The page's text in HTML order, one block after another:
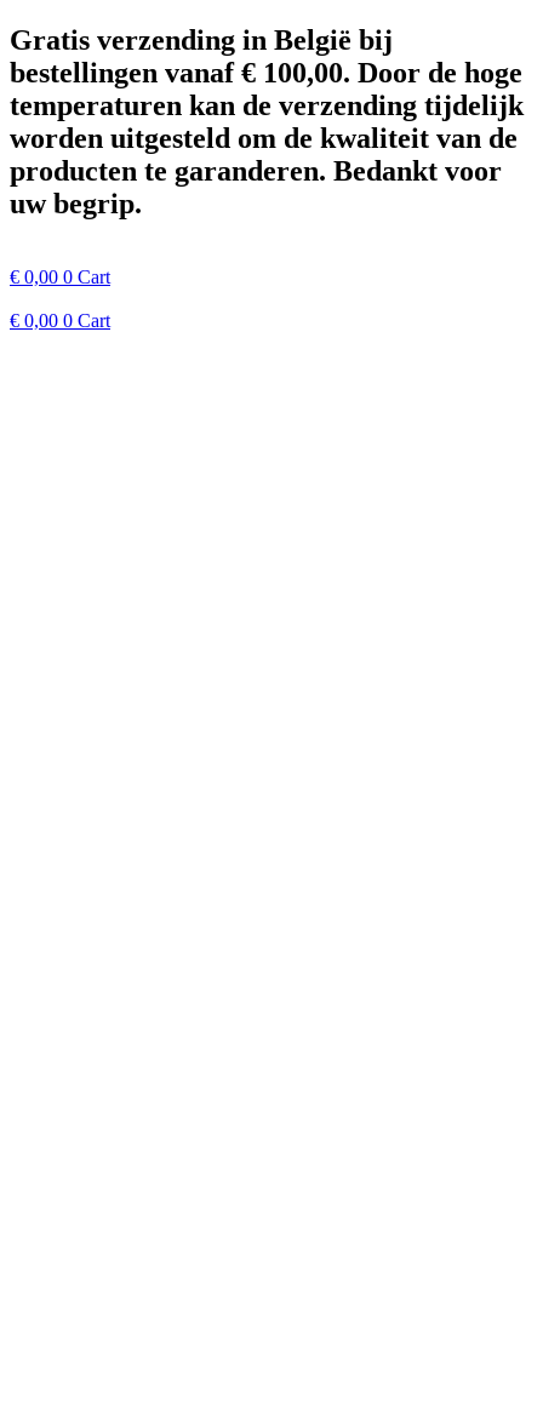
Spring
naar
de
inhoud
Gratis verzending in België bij
bestellingen vanaf € 100,00. Door de hoge
temperaturen kan de verzending tijdelijk
worden uitgesteld om de kwaliteit van de
producten te garanderen. Bedankt voor
uw begrip.
€ 0,00 0 Cart
€ 0,00 0 Cart